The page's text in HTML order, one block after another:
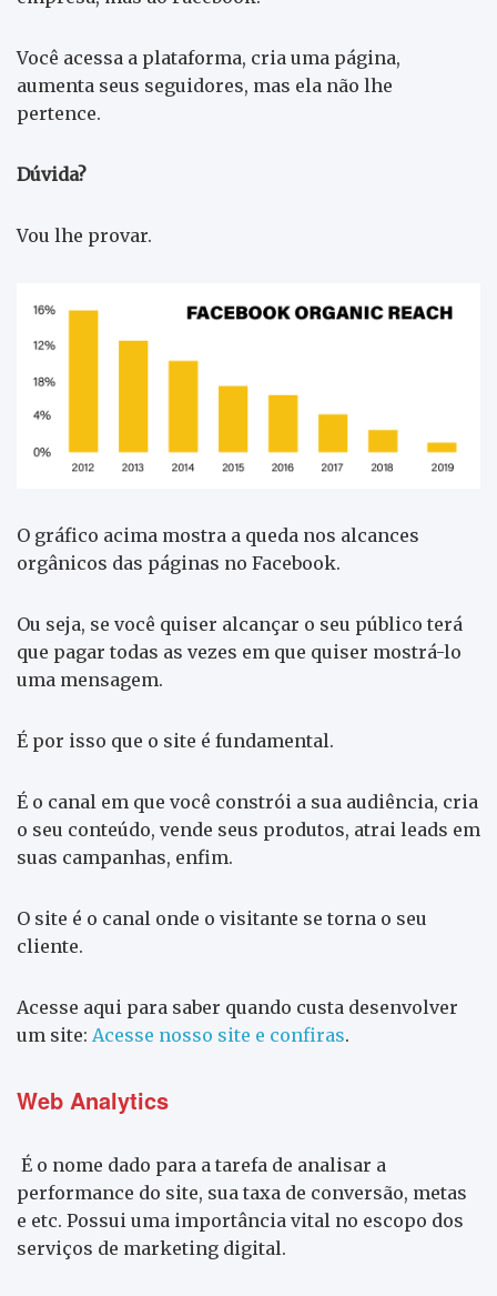
Você acessa a plataforma, cria uma página,
aumenta seus seguidores, mas ela não lhe
pertence.
Dúvida?
Vou lhe provar.
O gráfico acima mostra a queda nos alcances
orgânicos das páginas no Facebook.
Ou seja, se você quiser alcançar o seu público terá
que pagar todas as vezes em que quiser mostrá-lo
uma mensagem.
É por isso que o site é fundamental.
É o canal em que você constrói a sua audiência, cria
o seu conteúdo, vende seus produtos, atrai leads em
suas campanhas, enfim.
O site é o canal onde o visitante se torna o seu
cliente.
Acesse aqui para saber quando custa desenvolver
um site: Acesse nosso site e confiras.
Web Analytics
É o nome dado para a tarefa de analisar a
performance do site, sua taxa de conversão, metas
e etc. Possui uma importância vital no escopo dos
serviços de marketing digital.